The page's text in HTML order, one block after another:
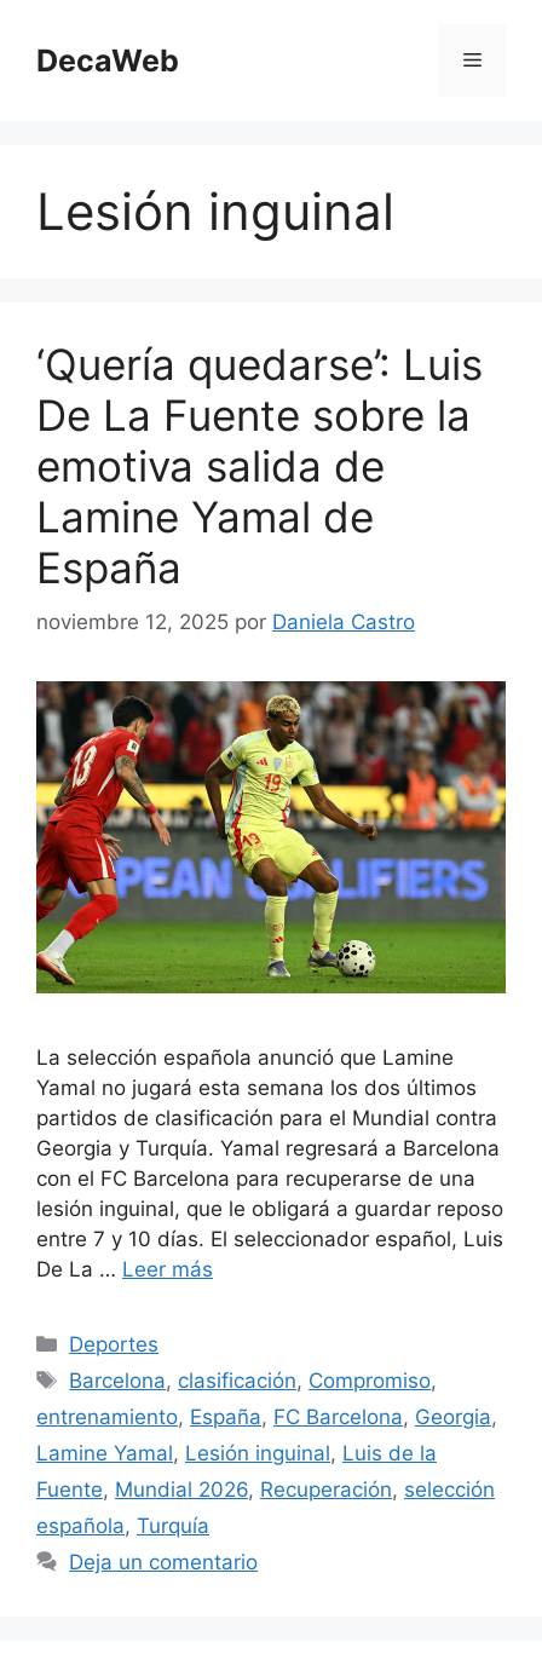
contenido
DecaWeb Menú
Lesión inguinal
‘Quería quedarse’: Luis
De La Fuente sobre la
emotiva salida de
Lamine Yamal de
España
noviembre 12, 2025 por Daniela Castro
La selección española anunció que Lamine
Yamal no jugará esta semana los dos últimos
partidos de clasificación para el Mundial contra
Georgia y Turquía. Yamal regresará a Barcelona
con el FC Barcelona para recuperarse de una
lesión inguinal, que le obligará a guardar reposo
entre 7 y 10 días. El seleccionador español, Luis
De La … Leer más
Categorías
Deportes
Etiquetas
Barcelona, clasificación, Compromiso,
entrenamiento, España, FC Barcelona, Georgia,
Lamine Yamal, Lesión inguinal, Luis de la
Fuente, Mundial 2026, Recuperación, selección
española, Turquía
Deja un comentario